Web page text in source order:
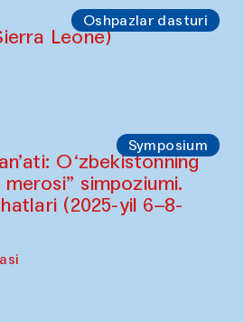
Oshpazlar dasturi
Leone)
Symposium
O‘zbekistonning
simpoziumi.
(2025-yil 6–8-